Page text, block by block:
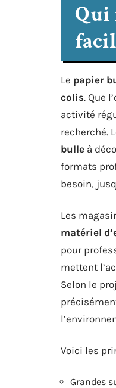
Qui
Le papier
colis. Que
activité
recherché.
bulle à
formats
besoin,
Les
matériel
pour
mettent
Selon le
Voici les
Grandes